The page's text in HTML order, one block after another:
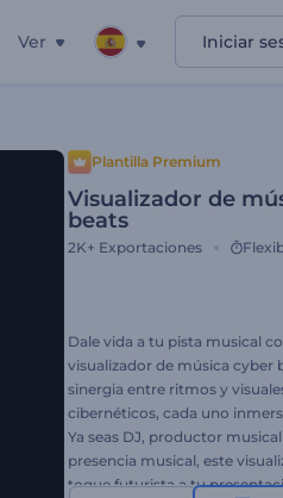
Ver Iniciar
Plantilla Premium
Visualizador de
beats
2K+ Exportaciones
Dale vida a tu pista musical
visualizador de música cyber
sinergia entre ritmos y
cibernéticos, cada uno
Ya seas DJ, productor
presencia musical, este
toque futurista a tu